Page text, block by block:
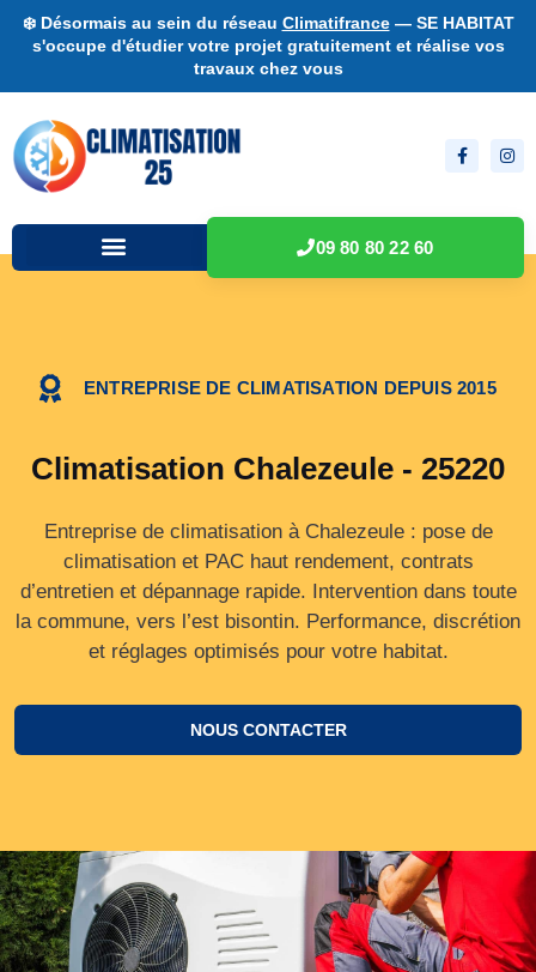
❄️ Désormais au sein du réseau Climatifrance— SE HABITAT
s'occupe d'étudier votre projet gratuitement et réalise vos
travaux chez vous
09 80 80 22 60
ENTREPRISE DE CLIMATISATION DEPUIS 2015
Climatisation Chalezeule - 25220
Entreprise de climatisation à Chalezeule : pose de
climatisation et PAC haut rendement, contrats
d’entretien et dépannage rapide. Intervention dans toute
la commune, vers l’est bisontin. Performance, discrétion
et réglages optimisés pour votre habitat.
NOUS CONTACTER